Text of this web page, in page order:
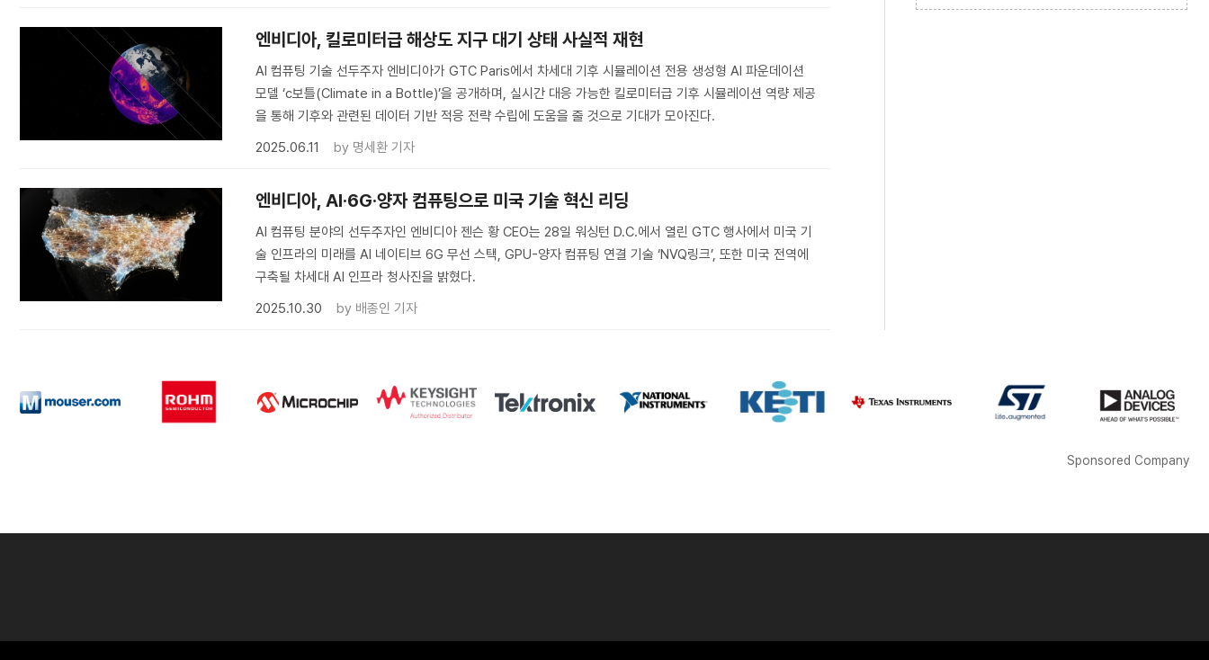
엔비디아, 킬로미터급 해상도 지구 대기 상태 사실적 재현
AI 컴퓨팅 기술 선두주자 엔비디아가 GTC Paris에서 차세대 기후 시뮬레이션 전용 생성형 AI 파운데이션
모델 ‘c보틀(Climate in a Bottle)’을 공개하며, 실시간 대응 가능한 킬로미터급 기후 시뮬레이션 역량 제공
을 통해 기후와 관련된 데이터 기반 적응 전략 수립에 도움을 줄 것으로 기대가 모아진다.
2025.06.11
by 명세환 기자
엔비디아, AI·6G·양자 컴퓨팅으로 미국 기술 혁신 리딩
AI 컴퓨팅 분야의 선두주자인 엔비디아 젠슨 황 CEO는 28일 워싱턴 D.C.에서 열린 GTC 행사에서 미국 기
술 인프라의 미래를 AI 네이티브 6G 무선 스택, GPU-양자 컴퓨팅 연결 기술 ‘NVQ링크’, 또한 미국 전역에
구축될 차세대 AI 인프라 청사진을 밝혔다.
2025.10.30
by 배종인 기자
Sponsored Company